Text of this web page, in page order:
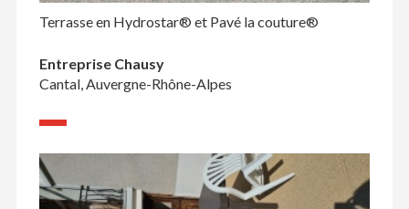
Terrasse en Hydrostar® et Pavé la couture®
Entreprise Chausy
Cantal, Auvergne-Rhône-Alpes